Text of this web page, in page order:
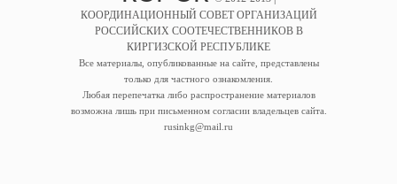
КООРДИНАЦИОННЫЙ СОВЕТ ОРГАНИЗАЦИЙ
РОССИЙСКИХ СООТЕЧЕСТВЕННИКОВ В
КИРГИЗСКОЙ РЕСПУБЛИКЕ
Все материалы, опубликованные на сайте, представлены
только для частного ознакомления.
Любая перепечатка либо распространение материалов
возможна лишь при письменном согласии владельцев сайта.
rusinkg@mail.ru